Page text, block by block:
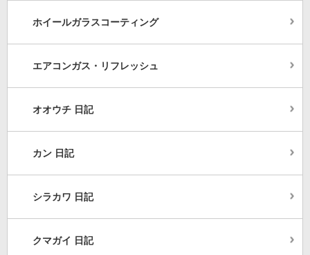
ホイールガラスコーティング
エアコンガス・リフレッシュ
オオウチ 日記
カン 日記
シラカワ 日記
クマガイ 日記